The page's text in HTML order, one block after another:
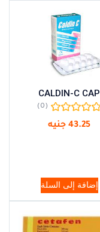
CALDIN-C CAP
(0)
43.25 جنيه
إضافة إلى السلة